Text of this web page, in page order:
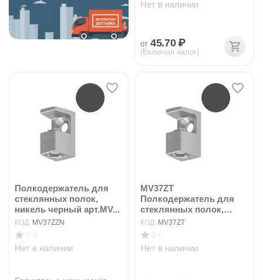
Нет в наличии
от 45.70 ₽
(Включая налог)
Полкодержатель для
стеклянных полок,
никель черный арт.MV...
КОД: MV37ZZN
Нет в наличии
MV37ZT
Полкодержатель для
стеклянных полок,
титан
КОД: MV37ZT
Нет в наличии